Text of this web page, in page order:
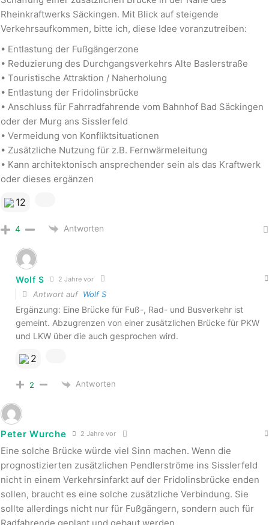
Rheinkraftwerks Säckingen. Mit Blick auf steigende
Verkehrsaufkommen, bitte ich, diese Idee voranzutreiben:
• Entlastung der Fußgängerzone
• Reduzierung des Durchgangsverkehrs Alte Baslerstraße
• Touristische Attraktion / Naherholung
• Entlastung der Fridolinsbrücke
• Anschluss für Fahrradfahrende vom Bahnhof Bad Säckingen
oder der Murg ans Sisslerfeld
• Vermeidung von Konfliktsituationen
• Zusätzliche Nutzung für z.B. Fernwärmeleitung
• Kann architektonisch ansprechender sein als das Kraftwerk
oder dieses ergänzen
12
4 Antworten
Wolf S 2 Jahre vor
Antwort auf Wolf S
Ergänzung: Eine Brücke für Fuß-, Rad- und Busverkehr ist
gemeint. Abzugrenzen von einer zusätzlichen Brücke für PKW
und LKW über die auch gesprochen wird.
2
2 Antworten
Peter Wurche 2 Jahre vor
Eine solche Brücke würde viel Sinn machen. Wenn die
prognostizierten zusätzlichen Pendlerströme ins Sisslerfeld
nicht in einem Verkehrsinfarkt auf der Fridolinsbrücke enden
sollen, braucht es eine solche zusätzliche Verbindung. Sie
sollte allerdings nicht nur für Fußgängern, sondern auch für